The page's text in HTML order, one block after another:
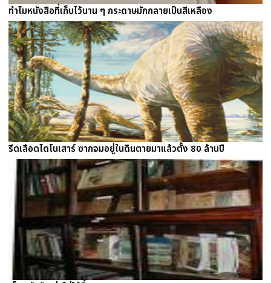
ทำไมหนังสือที่เก็บไว้นาน ๆ กระดาษมักกลายเป็นสีเหลือง
รีดเลือดไดโนเสาร์ ซากจมอยู่ในดินตายมาแล้วตั้ง 80 ล้านปี